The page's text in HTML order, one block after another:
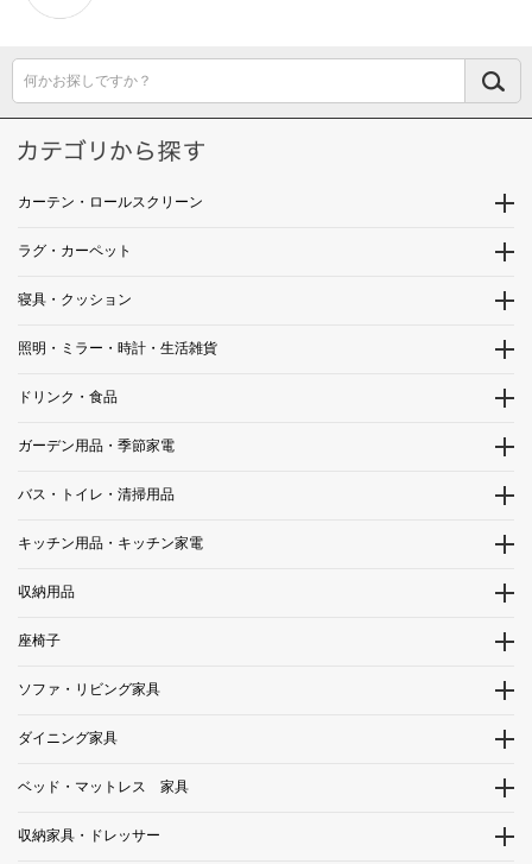
何かお探しですか？
カーテン・ロールスクリーン
ラグ・カーペット
寝具・クッション
照明・ミラー・時計・生活雑貨
ドリンク・食品
ガーデン用品・季節家電
バス・トイレ・清掃用品
キッチン用品・キッチン家電
収納用品
座椅子
ソファ・リビング家具
ダイニング家具
ベッド・マットレス 家具
収納家具・ドレッサー